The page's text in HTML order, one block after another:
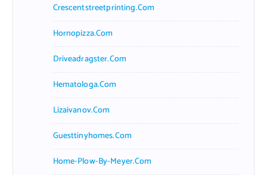
Crescentstreetprinting.com
Hornopizza.com
Driveadragster.com
Hematologa.com
Lizaivanov.com
Guesttinyhomes.com
Home-Plow-By-Meyer.com